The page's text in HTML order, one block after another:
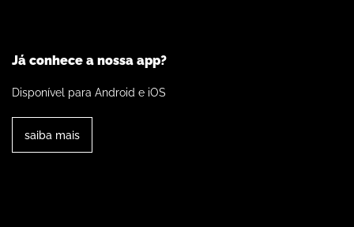
Já conhece a nossa app?
Disponível para Android e iOS
saiba mais